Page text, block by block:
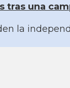
tras una
la